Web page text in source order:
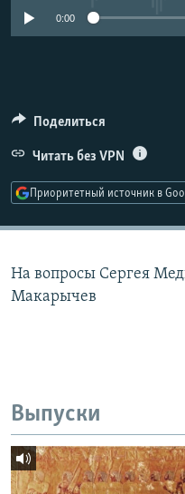
РАСПИСАНИЕ ВЕЩАНИЯ
0:00
Поделиться
Читать без VPN
Приоритетный источник в
На вопросы Сергея
Макарычев
Выпуски